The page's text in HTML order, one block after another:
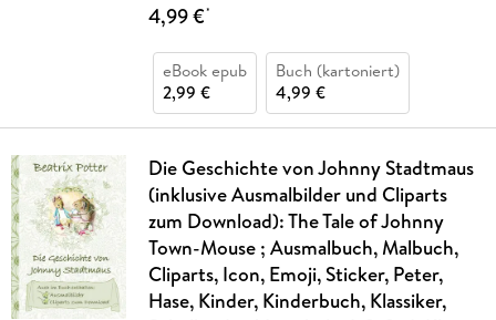
4,99 €*
eBook epub
2,99 €
Buch (kartoniert)
4,99 €
Die Geschichte von Johnny Stadtmaus
(inklusive Ausmalbilder und Cliparts
zum Download): The Tale of Johnny
Town-Mouse ; Ausmalbuch, Malbuch,
Cliparts, Icon, Emoji, Sticker, Peter,
Hase, Kinder, Kinderbuch, Klassiker,